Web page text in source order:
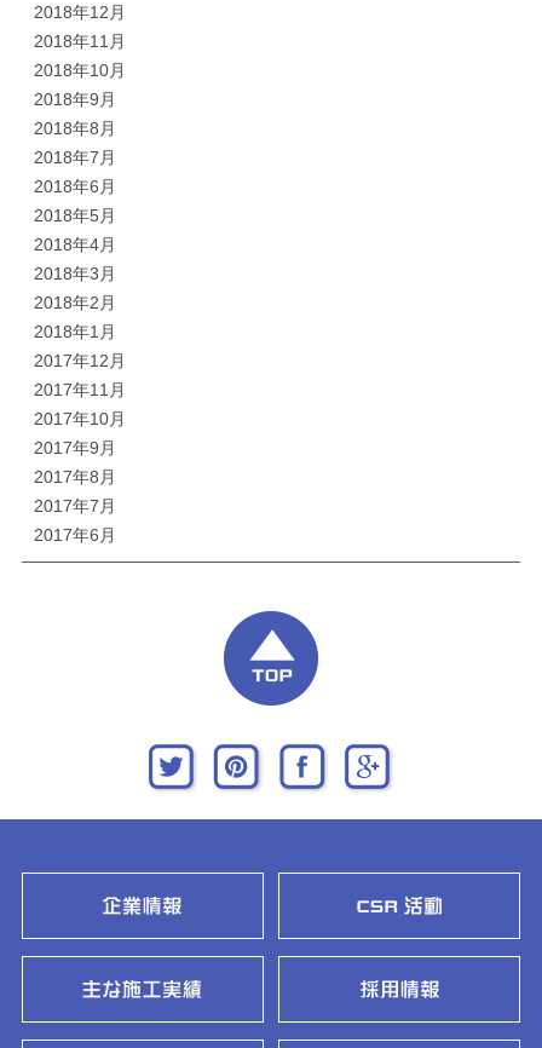
2018年12月
2018年11月
2018年10月
2018年9月
2018年8月
2018年7月
2018年6月
2018年5月
2018年4月
2018年3月
2018年2月
2018年1月
2017年12月
2017年11月
2017年10月
2017年9月
2017年8月
2017年7月
2017年6月